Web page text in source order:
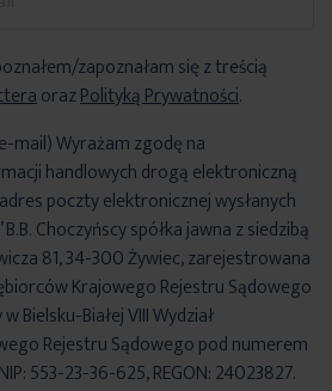
zapoznałam się z treścią
orazPolityką Prywatności.
mail) Wyrażam zgodę na
handlowych drogą elektroniczną
poczty elektronicznej wysłanych
B.B. Choczyńscy spółka jawna z siedzibą
81, 34-300 Żywiec, zarejestrowana
Krajowego Rejestru Sądowego
Bielsku-Białej VIII Wydział
Rejestru Sądowego pod numerem
553-23-36-625, REGON: 24023827.